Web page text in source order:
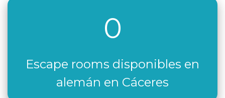
0
Escape rooms disponibles en
alemán en Cáceres